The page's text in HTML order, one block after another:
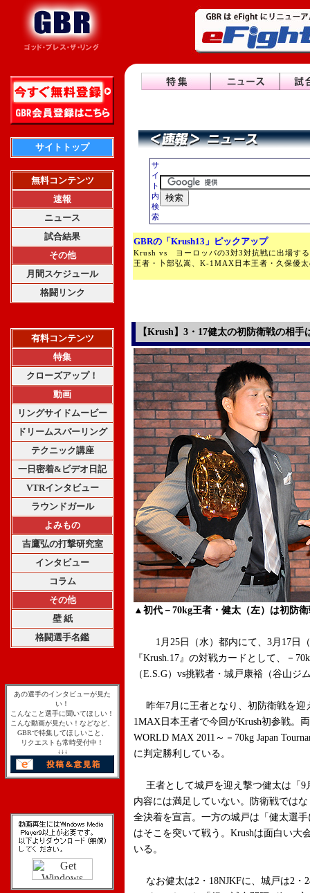
サイトトップ
無料コンテンツ
速報
ニュース
試合結果
その他
月間スケジュール
格闘リンク
有料コンテンツ
特集
クローズアップ！
動画
リングサイドムービー
ドリームスパーリング
テクニック講座
一日密着&ビデオ日記
VTRインタビュー
ラウンドガール
よみもの
吉鷹弘の打撃研究室
インタビュー
コラム
その他
壁 紙
格闘選手名鑑
あの選手のインタビューが見た
い！
こんなこと選手に聞いてほしい！
こんな動画が見たい！などなど、
GBRで特集してほしいこと、
リクエストも常時受付中！
↓↓↓
サ
イ
ト
内
検
索
GBRの「Krush13」ピックアップ
Krush vs ヨーロッパの3対3対抗戦に出場す
王者・卜部弘嵩、K-1MAX日本王者・久保優
【Krush】3・17健太の初防衛戦の相手
▲初代－70kg王者・健太（左）は初防
1月25日（水）都内にて、3月17日（
『Krush.17』の対戦カードとして、－
（E.S.G）vs挑戦者・城戸康裕（谷山ジ
昨年7月に王者となり、初防衛戦を迎
1MAX日本王者で今回がKrush初参戦。
WORLD MAX 2011～－70kg Japan
に判定勝利している。
王者として城戸を迎え撃つ健太は「9
内容には満足していない。防衛戦では
全決着を宣言。一方の城戸は「健太選
はそこを突いて戦う。Krushは面白い大
いる。
なお健太は2・18NJKFに、城戸は2・